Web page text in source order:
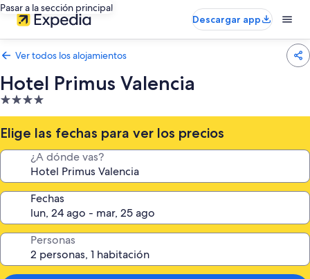
Pasar a la sección principal
Descargar app
Ver todos los alojamientos
Hotel Primus Valencia
Alojamiento
de
4.0 estrellas
Elige las fechas para ver los precios
¿A dónde vas?
Fechas
Personas